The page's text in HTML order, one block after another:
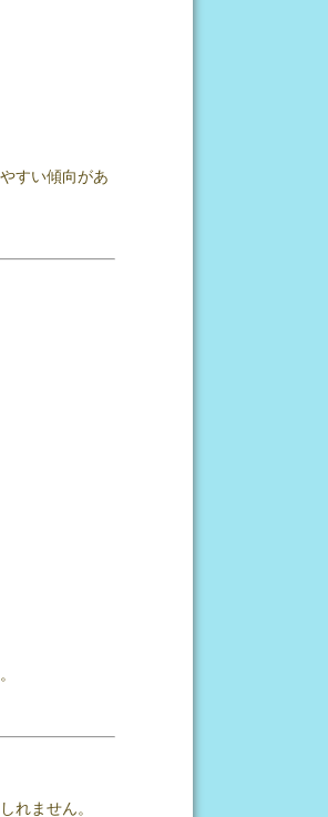
すい傾向があ
れません。